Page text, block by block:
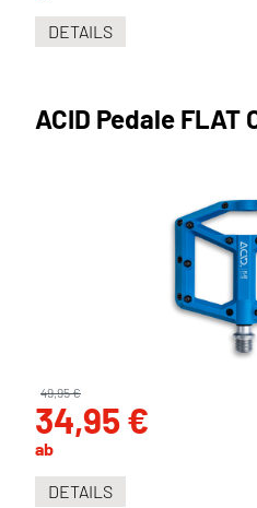
DETAILS
ACID Pedale FLAT
ab
34,95 €
49,95 €
DETAILS